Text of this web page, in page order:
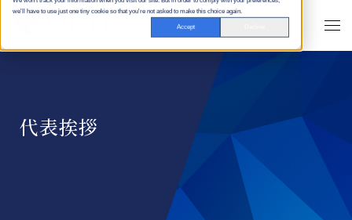
we'll have to use just one tiny cookie so that you're not asked to make this choice again.
Accept
代表挨拶